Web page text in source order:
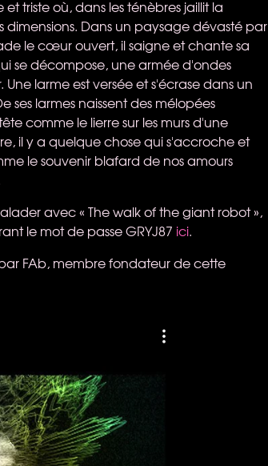
triste où, dans les ténèbres jaillit la
Dans un paysage dévasté par
le cœur ouvert, il saigne et chante sa
se décompose, une armée d'ondes
larme est versée et s'écrase dans un
ses larmes naissent des mélopées
comme le lierre sur les murs d'une
il y a quelque chose qui s'accroche et
le souvenir blafard de nos amours
avec « The walk of the giant robot »,
le mot de passe GRYJ87 ici.
FAb, membre fondateur de cette